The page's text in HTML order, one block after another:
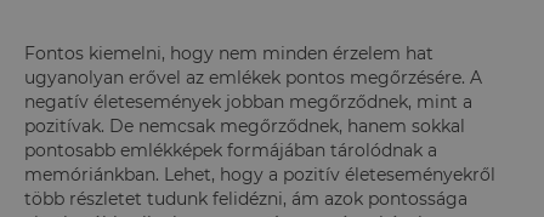
Fontos kiemelni, hogy nem minden érzelem hat
ugyanolyan erővel az emlékek pontos megőrzésére. A
negatív életesemények jobban megőrződnek, mint a
pozitívak. De nemcsak megőrződnek, hanem sokkal
pontosabb emlékképek formájában tárolódnak a
memóriánkban. Lehet, hogy a pozitív életeseményekről
több részletet tudunk felidézni, ám azok pontossága